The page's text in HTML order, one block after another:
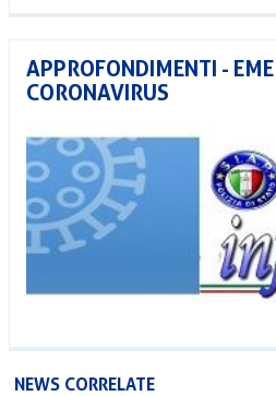
APPROFONDIMENTI -
CORONAVIRUS
NEWS CORRELATE